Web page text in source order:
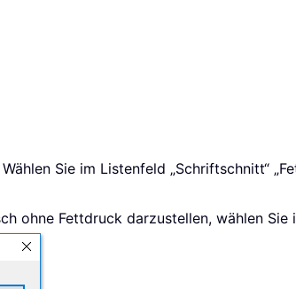
Sie im Listenfeld „Schriftschnitt“
ohne Fettdruck darzustellen, wählen Sie